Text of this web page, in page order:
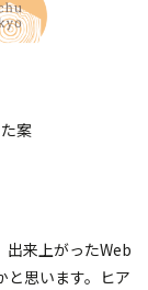
案
出来上がったWeb
と思います。ヒア